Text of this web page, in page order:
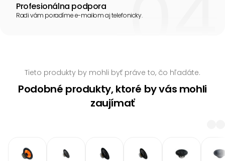
Profesionálna podpora
Radi vám poradíme e-mailom aj telefonicky.
Tieto produkty by mohli byť práve to, čo hľadáte.
Podobné produkty, ktoré by vás mohli
zaujímať